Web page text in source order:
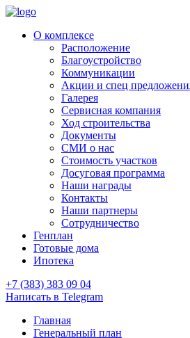
О комплексе
Расположение
Благоустройство
Коммуникации
Акции и спец
Галерея
Сервисная компания
Ход строительства
Документы
СМИ о нас
Стоимость участков
Досуговая программа
Наши награды
Контакты
Наши партнеры
Сотрудничество
Генплан
Готовые дома
Ипотека
+7 (383) 383 09 04
Написать в Telegram
Главная
Генеральный план